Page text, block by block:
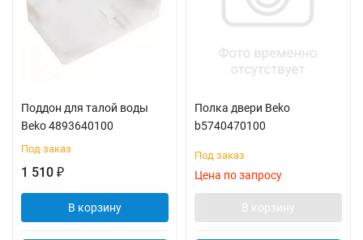
Поддон для талой воды
Beko 4893640100
Под заказ
1 510 ₽
В корзину
Полка двери Beko
b5740470100
Под заказ
Цена по запросу
В корзину